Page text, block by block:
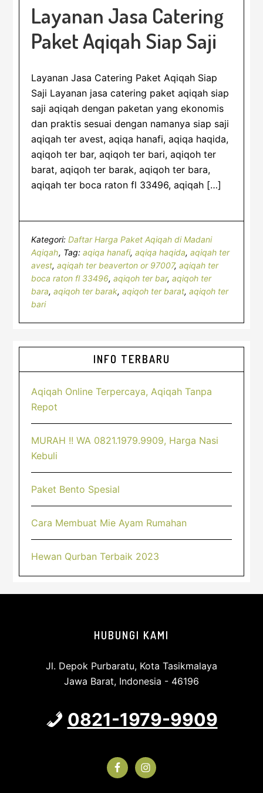
Layanan Jasa Catering
Paket Aqiqah Siap Saji
Layanan Jasa Catering Paket Aqiqah Siap
Saji Layanan jasa catering paket aqiqah siap
saji aqiqah dengan paketan yang ekonomis
dan praktis sesuai dengan namanya siap saji
aqiqah ter avest, aqiqa hanafi, aqiqa haqida,
aqiqoh ter bar, aqiqoh ter bari, aqiqoh ter
barat, aqiqoh ter barak, aqiqoh ter bara,
aqiqah ter boca raton fl 33496, aqiqah […]
Kategori:Daftar Harga Paket Aqiqah di Madani
Aqiqah Tag:aqiqa hanafi,aqiqa haqida,aqiqah ter
avest,aqiqah ter beaverton or 97007,aqiqah ter
boca raton fl 33496,aqiqoh ter bar,aqiqoh ter
bara,aqiqoh ter barak,aqiqoh ter barat,aqiqoh ter
bari
Sidebar
Utama
INFO TERBARU
Aqiqah Online Terpercaya, Aqiqah Tanpa
Repot
MURAH !! WA 0821.1979.9909, Harga Nasi
Kebuli
Paket Bento Spesial
Cara Membuat Mie Ayam Rumahan
Hewan Qurban Terbaik 2023
HUBUNGI KAMI
Jl. Depok Purbaratu, Kota Tasikmalaya
Jawa Barat, Indonesia - 46196
0821-1979-9909